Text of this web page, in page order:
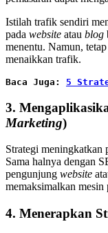
Istilah trafik sendiri
pada website atau blog
menentu. Namun,
menaikkan trafik.
Baca Juga: 5
3.
Marketing)
Strategi meningkatkan
Sama halnya dengan
pengunjung website
memaksimalkan
4. Menerapkan